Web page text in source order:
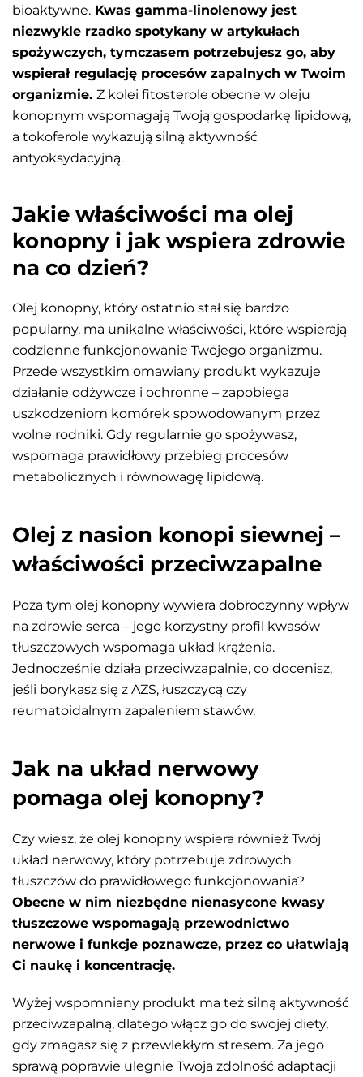
bioaktywne. Kwas gamma-linolenowy jest
niezwykle rzadko spotykany w artykułach
spożywczych, tymczasem potrzebujesz go, aby
wspierał regulację procesów zapalnych w Twoim
organizmie. Z kolei fitosterole obecne w oleju
konopnym wspomagają Twoją gospodarkę lipidową,
a tokoferole wykazują silną aktywność
antyoksydacyjną.
Jakie właściwości ma olej
konopny i jak wspiera zdrowie
na co dzień?
Olej konopny, który ostatnio stał się bardzo
popularny, ma unikalne właściwości, które wspierają
codzienne funkcjonowanie Twojego organizmu.
Przede wszystkim omawiany produkt wykazuje
działanie odżywcze i ochronne – zapobiega
uszkodzeniom komórek spowodowanym przez
wolne rodniki. Gdy regularnie go spożywasz,
wspomaga prawidłowy przebieg procesów
metabolicznych i równowagę lipidową.
Olej z nasion konopi siewnej –
właściwości przeciwzapalne
Poza tym olej konopny wywiera dobroczynny wpływ
na zdrowie serca – jego korzystny profil kwasów
tłuszczowych wspomaga układ krążenia.
Jednocześnie działa przeciwzapalnie, co docenisz,
jeśli borykasz się z AZS, łuszczycą czy
reumatoidalnym zapaleniem stawów.
Jak na układ nerwowy
pomaga olej konopny?
Czy wiesz, że olej konopny wspiera również Twój
układ nerwowy, który potrzebuje zdrowych
tłuszczów do prawidłowego funkcjonowania?
Obecne w nim niezbędne nienasycone kwasy
tłuszczowe wspomagają przewodnictwo
nerwowe i funkcje poznawcze, przez co ułatwiają
Ci naukę i koncentrację.
Wyżej wspomniany produkt ma też silną aktywność
przeciwzapalną, dlatego włącz go do swojej diety,
gdy zmagasz się z przewlekłym stresem. Za jego
sprawą poprawie ulegnie Twoja zdolność adaptacji